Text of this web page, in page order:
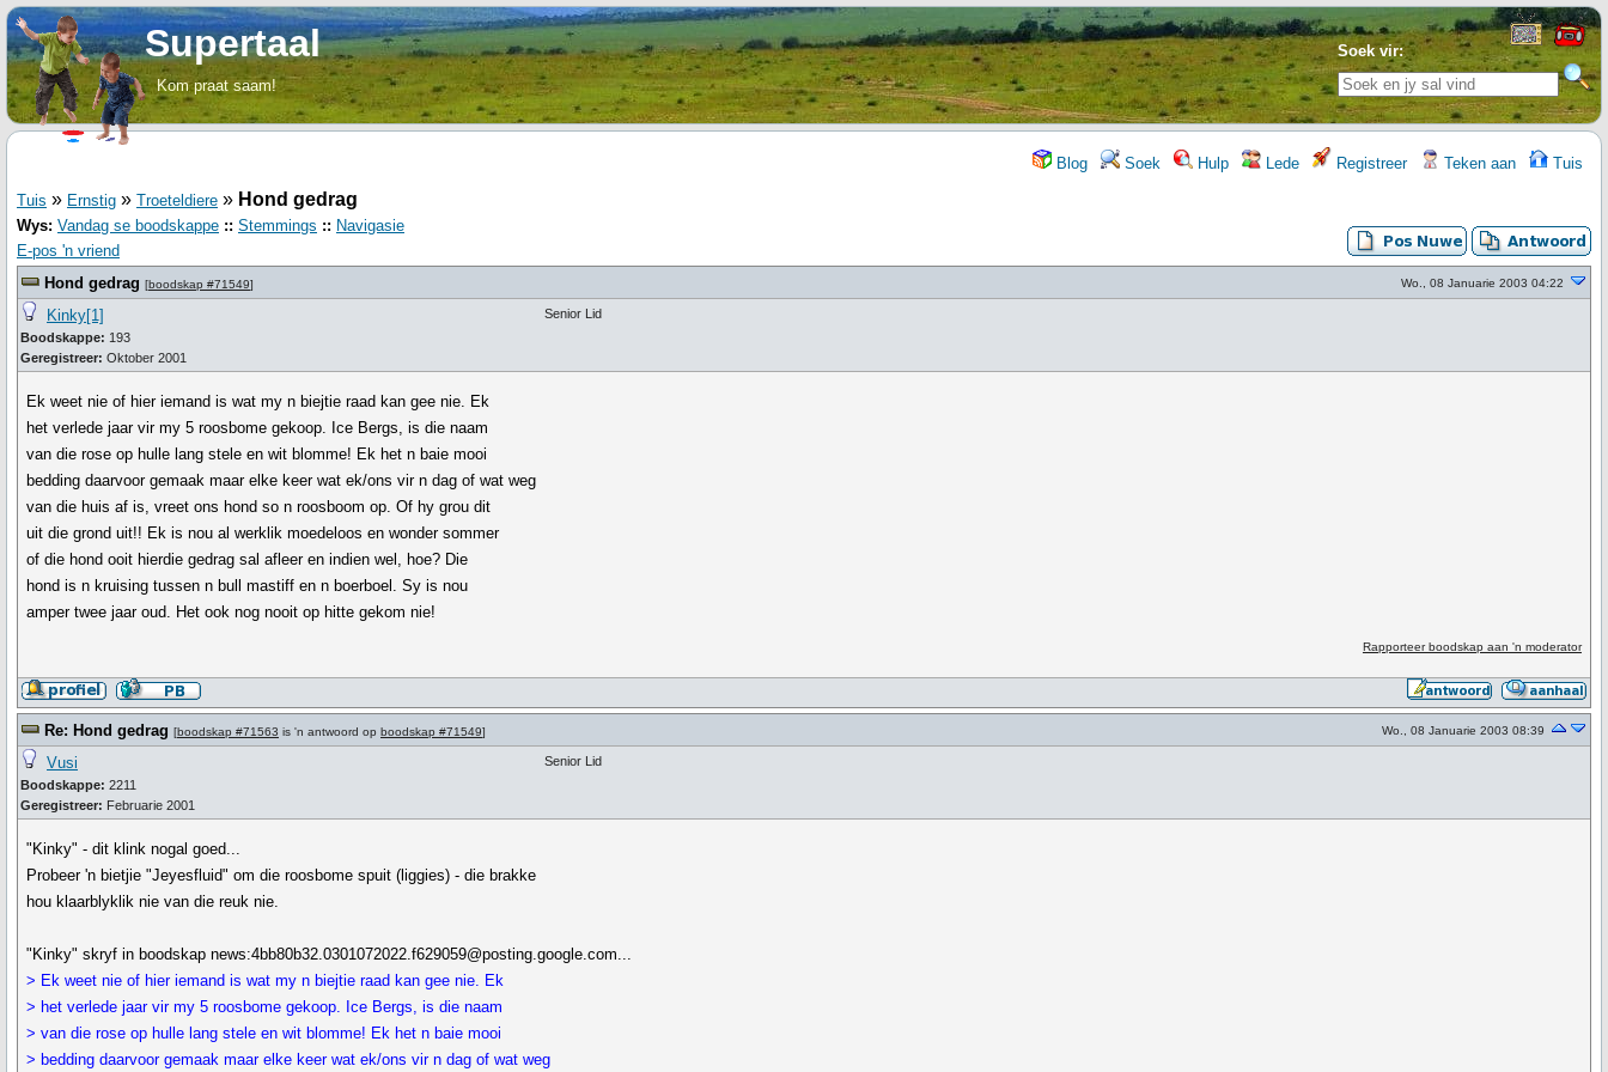
Soek vir:
Supertaal
Kom praat saam!
Blog Soek Hulp Lede Registreer Teken aan Tuis
Tuis » Ernstig » Troeteldiere » Hond gedrag
Wys: Vandag se boodskappe :: Stemmings :: Navigasie
E-pos 'n vriend
Hond gedrag [boodskap #71549] Wo., 08 Januarie 2003 04:22
Kinky[1]
Boodskappe: 193
Geregistreer: Oktober 2001
Senior Lid
Ek weet nie of hier iemand is wat my n biejtie raad kan gee nie. Ek
het verlede jaar vir my 5 roosbome gekoop. Ice Bergs, is die naam
van die rose op hulle lang stele en wit blomme! Ek het n baie mooi
bedding daarvoor gemaak maar elke keer wat ek/ons vir n dag of wat weg
van die huis af is, vreet ons hond so n roosboom op. Of hy grou dit
uit die grond uit!! Ek is nou al werklik moedeloos en wonder sommer
of die hond ooit hierdie gedrag sal afleer en indien wel, hoe? Die
hond is n kruising tussen n bull mastiff en n boerboel. Sy is nou
amper twee jaar oud. Het ook nog nooit op hitte gekom nie!
Rapporteer boodskap aan 'n moderator
Re: Hond gedrag [boodskap #71563 is 'n antwoord op boodskap #71549] Wo., 08 Januarie 2003 08:39
Vusi
Boodskappe: 2211
Geregistreer: Februarie 2001
Senior Lid
"Kinky" - dit klink nogal goed...
Probeer 'n bietjie "Jeyesfluid" om die roosbome spuit (liggies) - die brakke
hou klaarblyklik nie van die reuk nie.
"Kinky" skryf in boodskap news:4bb80b32.0301072022.f629059@posting.google.com...
> Ek weet nie of hier iemand is wat my n biejtie raad kan gee nie. Ek
> het verlede jaar vir my 5 roosbome gekoop. Ice Bergs, is die naam
> van die rose op hulle lang stele en wit blomme! Ek het n baie mooi
> bedding daarvoor gemaak maar elke keer wat ek/ons vir n dag of wat weg